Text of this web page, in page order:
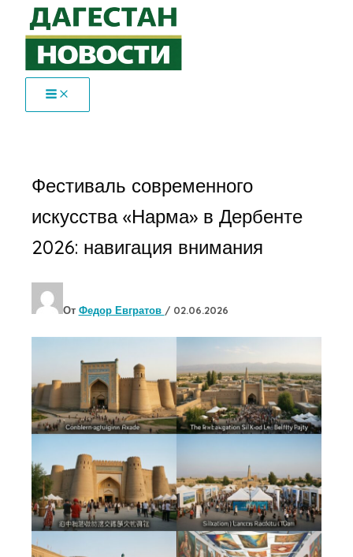
Перейти
содержимому
Фестиваль современного
искусства «Нарма» в Дербенте
2026: навигация внимания
От Федор Евгратов / 02.06.2026